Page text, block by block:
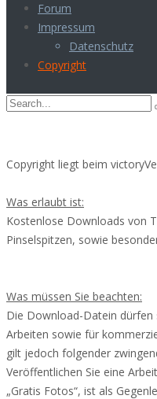
Forum
Impressum
Datenschutz
Copyright
Copyright liegt beim
Was erlaubt ist:
Kostenlose Downloads von
Pinselspitzen, sowie
Was müssen Sie beachten:
Die Download-Datein
Arbeiten sowie für
gilt jedoch folgender
Veröffentlichen Sie eine
„Gratis Fotos“, ist als